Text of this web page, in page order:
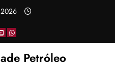
Petróleo